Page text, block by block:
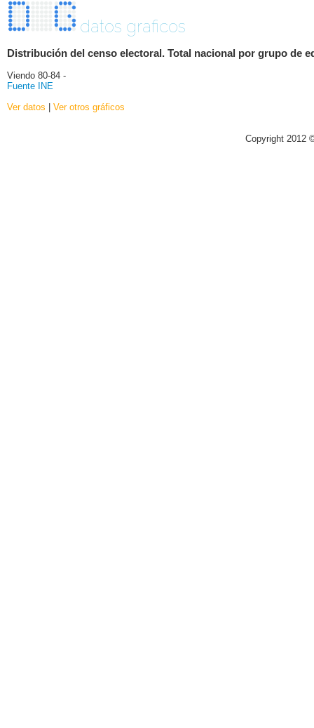
datos graficos
Distribución del censo electoral. Total nacional por grupo de
Viendo 80-84 -
Fuente INE
Ver datos | Ver otros gráficos
Copyright 2012